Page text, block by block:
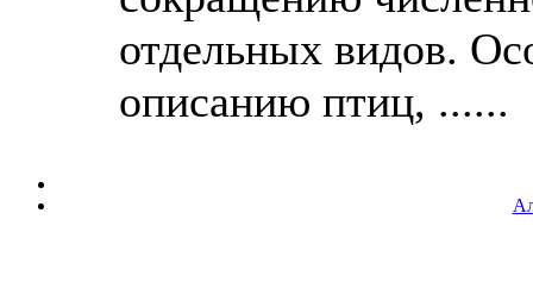
отдельных видов.
описанию птиц, ......